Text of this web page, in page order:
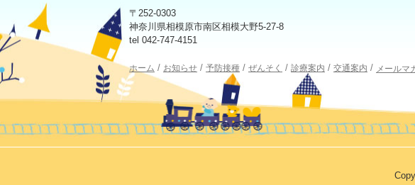
〒252-0303
神奈川県相模原市南区相模大野5-27-8
tel 042-747-4151
ホーム お知らせ 予防接種 ぜんそく 診療案内 交通案内 メールマ